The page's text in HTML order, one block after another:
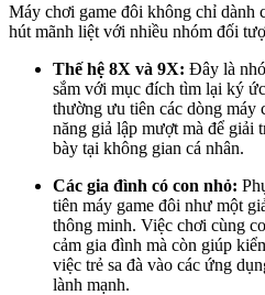
Máy chơi game đôi không chỉ dành
hút mãnh liệt với nhiều nhóm đối
Thế hệ 8X và 9X: Đây là
sắm với mục đích tìm lại ký
thường ưu tiên các dòng máy
năng giả lập mượt mà để giải
bày tại không gian cá nhân.
Các gia đình có con nhỏ:
tiên máy game đôi như một
thông minh. Việc chơi cùng
cảm gia đình mà còn giúp
việc trẻ sa đà vào các ứng
lành mạnh.